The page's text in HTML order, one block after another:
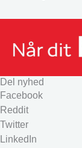
Del nyhed
Facebook
Reddit
Twitter
LinkedIn